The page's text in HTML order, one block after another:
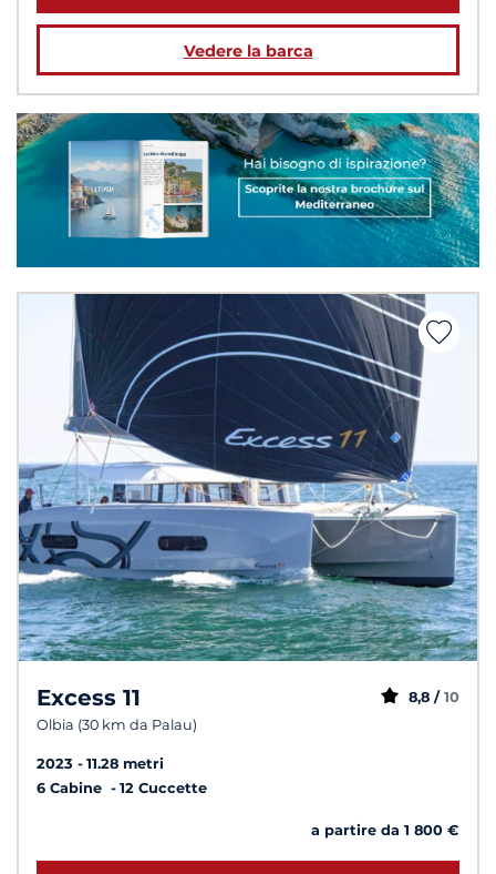
Vedere la barca
Excess 11
Olbia (30 km da Palau)
8,8 / 10
2023
11.28 metri
6 Cabine
12 Cuccette
a partire da 1 800 €